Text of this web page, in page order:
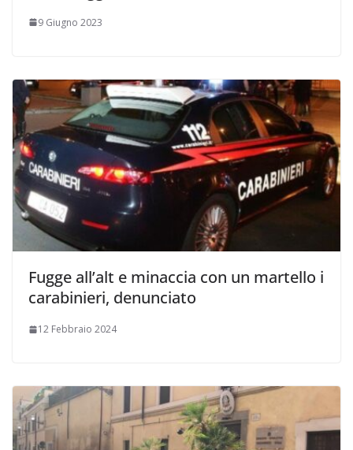
9 Giugno 2023
Fugge all’alt e minaccia con un martello i
carabinieri, denunciato
12 Febbraio 2024